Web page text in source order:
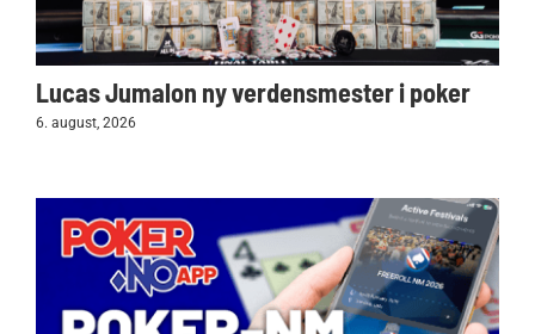
Lucas Jumalon ny verdensmester i poker
6. august, 2026